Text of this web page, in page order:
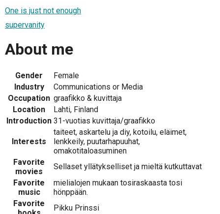
One is just not enough
supervanity
About me
Gender
Female
Industry
Communications or Media
Occupation graafikko & kuvittaja
Location
Lahti, Finland
Introduction 31-vuotias kuvittaja/graafikko
Interests
taiteet, askartelu ja diy, kotoilu, eläimet,
lenkkeily, puutarhapuuhat,
omakotitaloasuminen
Favorite
movies
Sellaset yllätykselliset ja mieltä kutkuttavat
Favorite
music
mielialojen mukaan tosiraskaasta tosi
hönppään.
Favorite
Pikku Prinssi